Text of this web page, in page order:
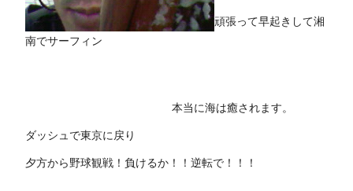
頑張って早起きして湘
南でサーフィン
本当に海は癒されます。
ダッシュで東京に戻り
夕方から野球観戦！負けるか！！逆転で！！！